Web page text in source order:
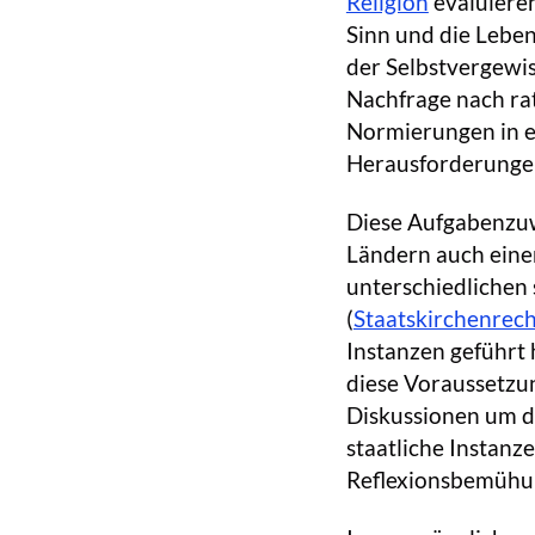
Sinn und die
der
Nachfrage nach
Normierungen in
Diese
Ländern auch
(
Instanzen geführt
diese
Diskussionen um
staatliche